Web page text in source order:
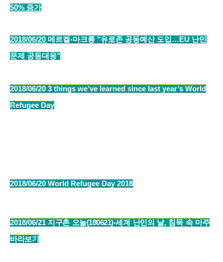
50% 증가
2018/06/20 메르켈-마크롱 "유로존 공동예산 도입…EU 난민
문제 공동대응"
2018/06/20 3 things we’ve learned since last year’s World
Refugee Day
2018/06/20 World Refugee Day 2018
2018/06/21 지구촌 오늘(180621)-세계 난민의 날, 침묵 속 마주
바라보기